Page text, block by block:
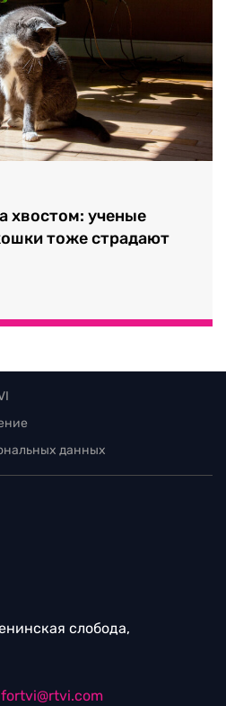
хвостом: ученые
тоже страдают
данных
слобода,